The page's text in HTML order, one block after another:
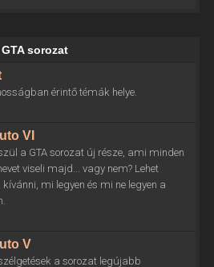
GTA sorozat
érintő témák helye.
VI
a GTA sorozat új része, ami minden
viseli majd... vagy nem? Lehet
mi legyen és mi ne legyen a
V
a sorozat legújabb